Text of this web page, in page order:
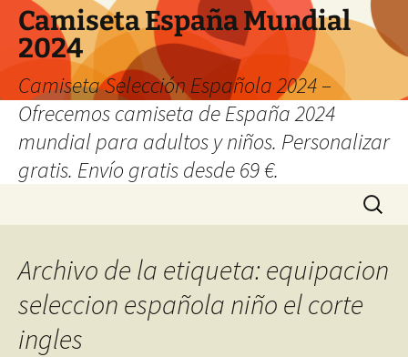
Camiseta España Mundial
2024
Camiseta Selección Española 2024 –
Ofrecemos camiseta de España 2024
mundial para adultos y niños. Personalizar
gratis. Envío gratis desde 69 €.
Buscar:
Archivo de la etiqueta: equipacion
seleccion española niño el corte
ingles